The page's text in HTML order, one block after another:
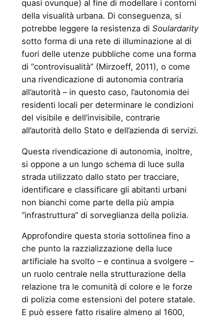
quasi ovunque) al fine di modellare i contorni
della visualità urbana. Di conseguenza, si
potrebbe leggere la resistenza di Soulardarity
sotto forma di una rete di illuminazione al di
fuori delle utenze pubbliche come una forma
di “controvisualità” (Mirzoeff, 2011), o come
una rivendicazione di autonomia contraria
all’autorità – in questo caso, l’autonomia dei
residenti locali per determinare le condizioni
del visibile e dell’invisibile, contrarie
all’autorità dello Stato e dell’azienda di servizi.
Questa rivendicazione di autonomia, inoltre,
si oppone a un lungo schema di luce sulla
strada utilizzato dallo stato per tracciare,
identificare e classificare gli abitanti urbani
non bianchi come parte della più ampia
“infrastruttura” di sorveglianza della polizia.
Approfondire questa storia sottolinea fino a
che punto la razzializzazione della luce
artificiale ha svolto – e continua a svolgere –
un ruolo centrale nella strutturazione della
relazione tra le comunità di colore e le forze
di polizia come estensioni del potere statale.
E può essere fatto risalire almeno al 1600,